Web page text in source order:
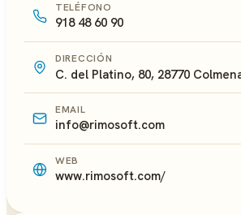
TELÉFONO
918 48 60 90
DIRECCIÓN
C. del Platino, 80, 28770
EMAIL
info@rimosoft.com
WEB
www.rimosoft.com/